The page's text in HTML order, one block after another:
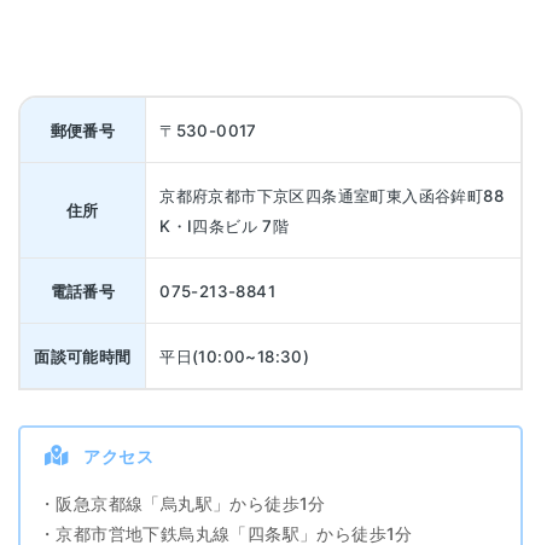
郵便番号 〒530-0017
住所
京都府京都市下京区四条通室町東入函谷鉾町88
K・I四条ビル 7階
電話番号 075-213-8841
面談可能時間 平日(10:00~18:30)
アクセス
・阪急京都線「烏丸駅」から徒歩1分
・京都市営地下鉄烏丸線「四条駅」から徒歩1分